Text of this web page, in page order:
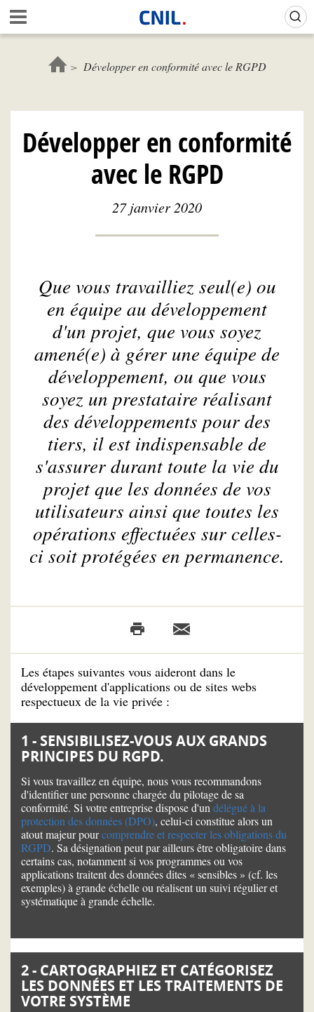
Aller
au
contenu
c
l
C
N
I
L
Développer en conformité avec le RGPD
Développer en conformité
avec le RGPD
27 janvier 2020
Que vous travailliez seul(e) ou
en équipe au développement
d'un projet, que vous soyez
amené(e) à gérer une équipe de
développement, ou que vous
soyez un prestataire réalisant
des développements pour des
tiers, il est indispensable de
s'assurer durant toute la vie du
projet que les données de vos
utilisateurs ainsi que toutes les
opérations effectuées sur celles-
ci soit protégées en permanence.
Les étapes suivantes vous aideront dans le
développement d'applications ou de sites webs
respectueux de la vie privée :
1 - SENSIBILISEZ-VOUS AUX GRANDS
PRINCIPES DU RGPD.
Si vous travaillez en équipe, nous vous recommandons
d'identifier une personne chargée du pilotage de sa
conformité. Si votre entreprise dispose d'undélégué à la
protection des données (DPO), celui-ci constitue alors un
atout majeur pourcomprendre et respecter les obligations du
RGPD. Sa désignation peut par ailleurs être obligatoire dans
certains cas, notamment si vos programmes ou vos
applications traitent des données dites « sensibles » (cf. les
exemples) à grande échelle ou réalisent un suivi régulier et
systématique à grande échelle.
2 - CARTOGRAPHIEZ ET CATÉGORISEZ
LES DONNÉES ET LES TRAITEMENTS DE
VOTRE SYSTÈME
Gestion de vos préférences sur les cookies (témoins de connexion)